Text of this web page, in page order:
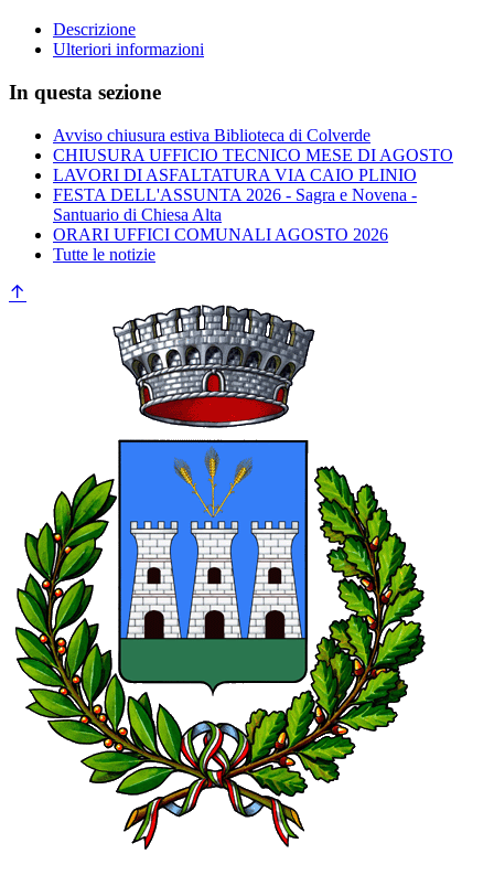
Descrizione
Ulteriori informazioni
In questa sezione
Avviso chiusura estiva Biblioteca di Colverde
CHIUSURA UFFICIO TECNICO MESE DI AGOSTO
LAVORI DI ASFALTATURA VIA CAIO PLINIO
FESTA DELL'ASSUNTA 2026 - Sagra e Novena -
Santuario di Chiesa Alta
ORARI UFFICI COMUNALI AGOSTO 2026
Tutte le notizie